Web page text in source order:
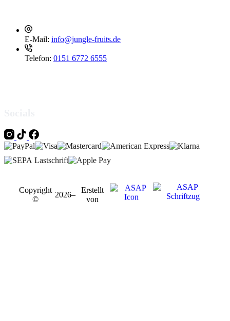
E-Mail: info@jungle-fruits.de
Telefon: 0151 6772 6555
Copyright
©
2026–
Erstellt
von